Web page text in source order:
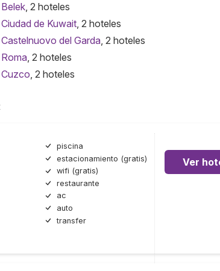
Belek, 2 hoteles
Ciudad de Kuwait, 2 hoteles
Castelnuovo del Garda, 2 hoteles
Roma, 2 hoteles
Cuzco, 2 hoteles
piscina
estacionamiento (gratis)
wifi (gratis)
restaurante
ac
auto
transfer
Ver